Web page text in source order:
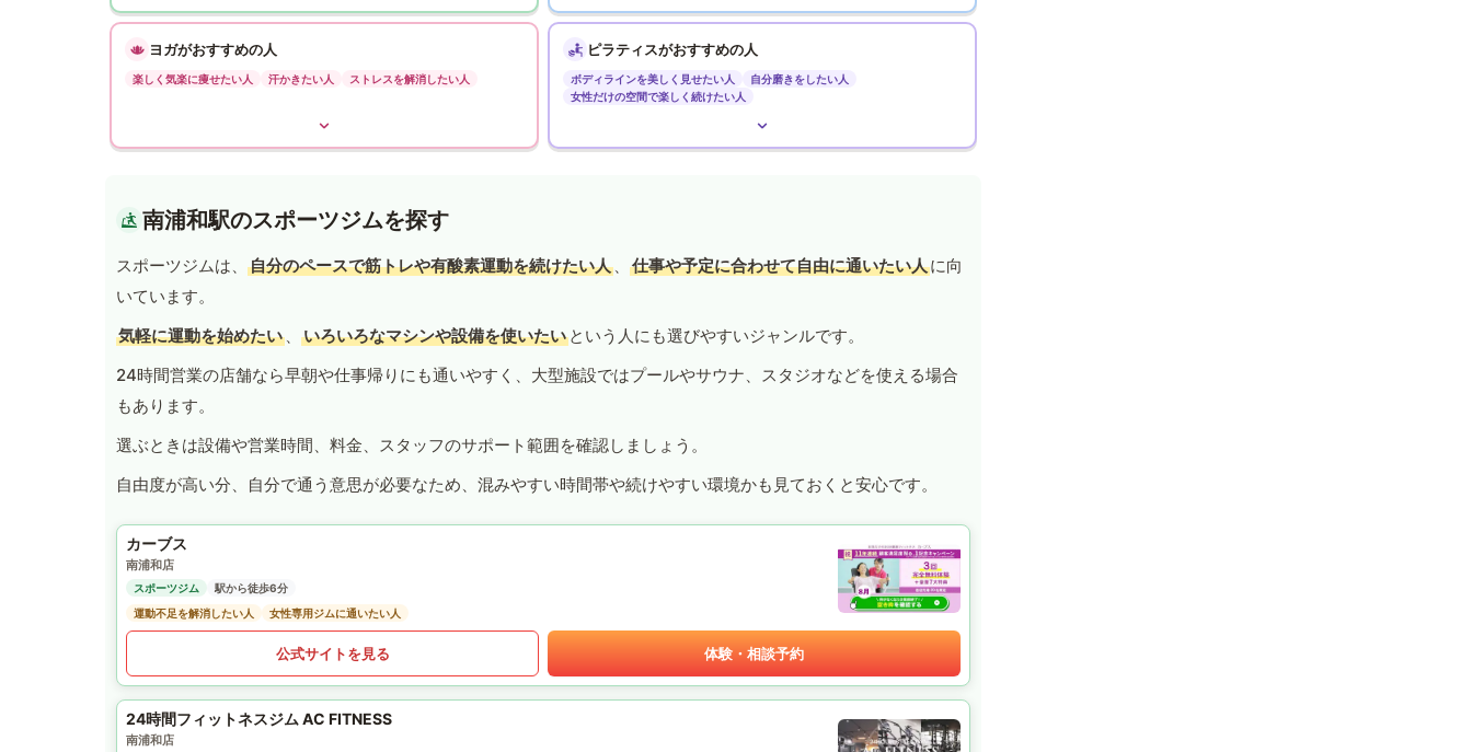
ヨガがおすすめの人
楽しく気楽に痩せたい人 汗かきたい人 ストレスを解消したい人
ピラティスがおすすめの人
ボディラインを美しく見せたい人
自分磨きをしたい人
女性だけの空間で楽しく続けたい人
南浦和駅のスポーツジムを探す
スポーツジムは、 自分のペースで筋トレや有酸素運動を続けたい人 、 仕事や予定に合わせて自由に通いたい人に向
いています。
気軽に運動を始めたい 、 いろいろなマシンや設備を使いたい という人にも選びやすいジャンルです。
24時間営業の店舗なら早朝や仕事帰りにも通いやすく、大型施設ではプールやサウナ、スタジオなどを使える場合
もあります。
選ぶときは設備や営業時間、料金、スタッフのサポート範囲を確認しましょう。
自由度が高い分、自分で通う意思が必要なため、混みやすい時間帯や続けやすい環境かも見ておくと安心です。
カーブス
南浦和店
スポーツジム
駅から徒歩6分
運動不足を解消したい人
女性専用ジムに通いたい人
公式サイトを見る 体験・相談予約
24時間フィットネスジム AC FITNESS
南浦和店